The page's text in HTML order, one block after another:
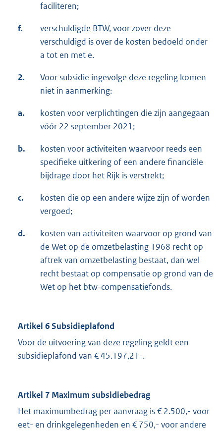
faciliteren;
f.
verschuldigde BTW, voor zover deze
verschuldigd is over de kosten bedoeld onder
a tot en met e.
2.
Voor subsidie ingevolge deze regeling komen
niet in aanmerking:
a.
kosten voor verplichtingen die zijn aangegaan
vóór 22 september 2021;
b.
kosten voor activiteiten waarvoor reeds een
specifieke uitkering of een andere financiële
bijdrage door het Rijk is verstrekt;
c.
kosten die op een andere wijze zijn of worden
vergoed;
d.
kosten van activiteiten waarvoor op grond van
de Wet op de omzetbelasting 1968 recht op
aftrek van omzetbelasting bestaat, dan wel
recht bestaat op compensatie op grond van de
Wet op het btw-compensatiefonds.
Artikel 6 Subsidieplafond
Voor de uitvoering van deze regeling geldt een
subsidieplafond van € 45.197,21-.
Artikel 7 Maximum subsidiebedrag
Het maximumbedrag per aanvraag is € 2.500,- voor
eet- en drinkgelegenheden en € 750,- voor andere